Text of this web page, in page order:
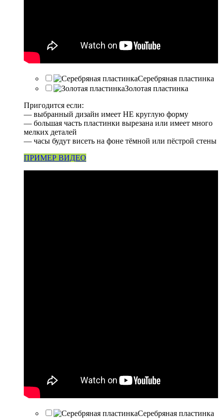
Серебряная пластинка
Золотая пластинка
Пригодится если:
— выбранный дизайн имеет НЕ круглую форму
— большая часть пластинки вырезана или имеет много
мелких деталей
— часы будут висеть на фоне тёмной или пёстрой стены
ПРИМЕР ВИДЕО
Серебряная пластинка